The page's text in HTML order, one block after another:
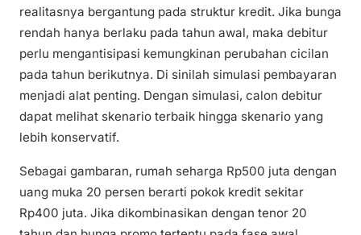
realitasnya bergantung pada struktur kredit. Jika bunga
rendah hanya berlaku pada tahun awal, maka debitur
perlu mengantisipasi kemungkinan perubahan cicilan
pada tahun berikutnya. Di sinilah simulasi pembayaran
menjadi alat penting. Dengan simulasi, calon debitur
dapat melihat skenario terbaik hingga skenario yang
lebih konservatif.
Sebagai gambaran, rumah seharga Rp500 juta dengan
uang muka 20 persen berarti pokok kredit sekitar
Rp400 juta. Jika dikombinasikan dengan tenor 20